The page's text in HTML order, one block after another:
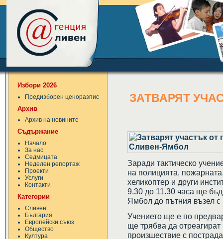
Избори 2026
Предизборен ценоразпис
Архив
Архив на новините
Съдържание
Начало
За нас
Седмицата
Неделен репортаж
Проекти
Услуги
Контакти
Категории
Сливен
България
Европейски съюз
Общество
Култура
ЗАТВАРЯТ
Заради тактическо
на полицията,
хеликоптер и други
9.30 до 11.30 часа ще
Ямбол до пътния възел с
Учението ще е по
ще трябва да
произшествие с